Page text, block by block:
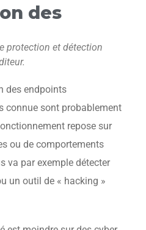
des
protection et détection
des endpoints
connue sont probablement
repose sur
ou de comportements
va par exemple détecter
un outil de « hacking »